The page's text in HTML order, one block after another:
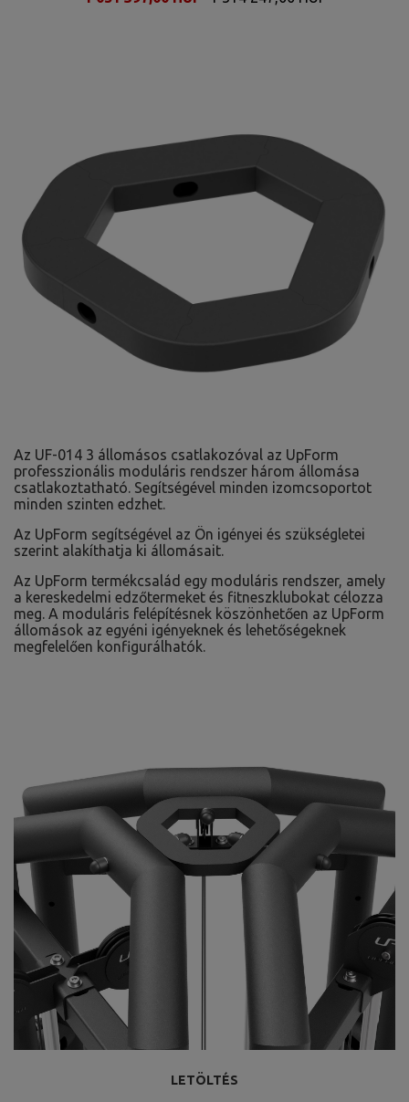
Az UF-014 3 állomásos csatlakozóval az UpForm
professzionális moduláris rendszer három állomása
csatlakoztatható. Segítségével minden izomcsoportot
minden szinten edzhet.
Az UpForm segítségével az Ön igényei és szükségletei
szerint alakíthatja ki állomásait.
Az UpForm termékcsalád egy moduláris rendszer, amely
a kereskedelmi edzőtermeket és fitneszklubokat célozza
meg. A moduláris felépítésnek köszönhetően az UpForm
állomások az egyéni igényeknek és lehetőségeknek
megfelelően konfigurálhatók.
LETÖLTÉS